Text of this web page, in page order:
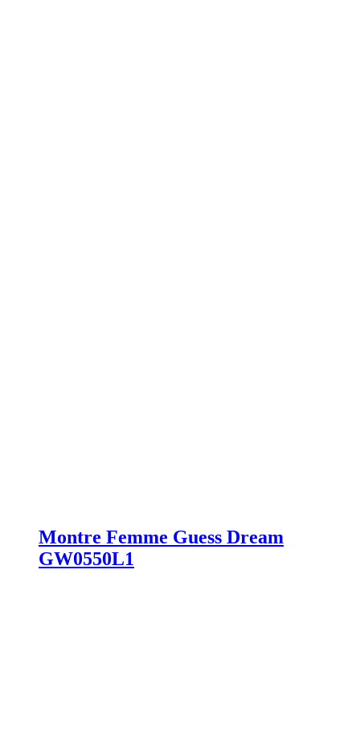
Montre Femme Guess Dream
GW0550L1